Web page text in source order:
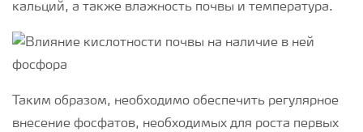
кальций, а также влажность почвы и температура.
Таким образом, необходимо обеспечить регулярное
внесение фосфатов, необходимых для роста первых